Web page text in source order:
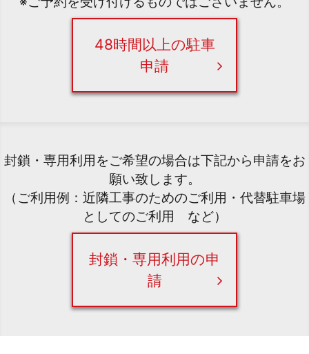
48時間以上の駐車
申請
封鎖・専用利用をご希望の場合は下記から申請をお
願い致します。
（ご利用例：近隣工事のためのご利用・代替駐車場
としてのご利用 など）
封鎖・専用利用の申
請